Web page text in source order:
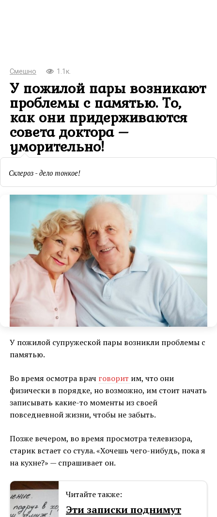
Смешно 1.1к.
У пожилой пары возникают
проблемы с памятью. То,
как они придерживаются
совета доктора –
уморительно!
Склероз - дело тонкое!
У пожилой супружеской пары возникли проблемы с
памятью.
Во время осмотра врач говорит им, что они
физически в порядке, но возможно, им стоит начать
записывать какие-то моменты из своей
повседневной жизни, чтобы не забыть.
Позже вечером, во время просмотра телевизора,
старик встает со стула. «Хочешь чего-нибудь, пока я
на кухне?» — спрашивает он.
Читайте также:
Эти записки поднимут